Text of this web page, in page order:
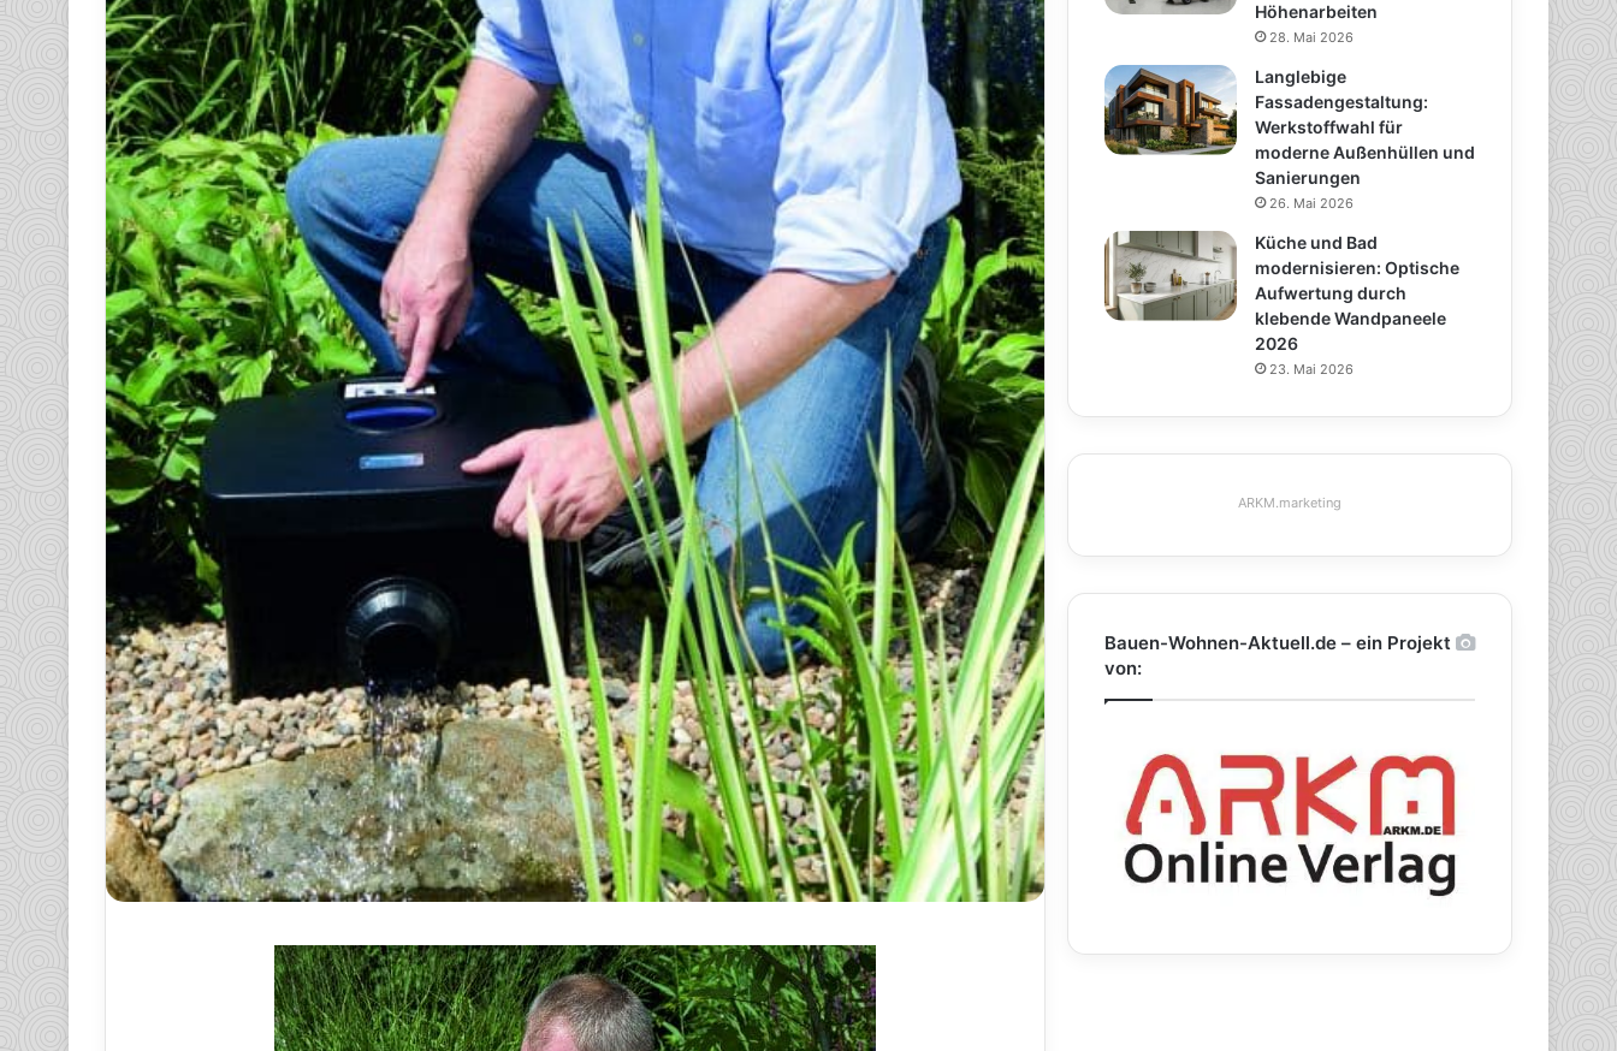
Höhenarbeiten
28. Mai 2026
Langlebige
Fassadengestaltung:
Werkstoffwahl für
moderne Außenhüllen und
Sanierungen
26. Mai 2026
Küche und Bad
modernisieren: Optische
Aufwertung durch
klebende Wandpaneele
2026
23. Mai 2026
ARKM.marketing
Bauen-Wohnen-Aktuell.de – ein Projekt
von: